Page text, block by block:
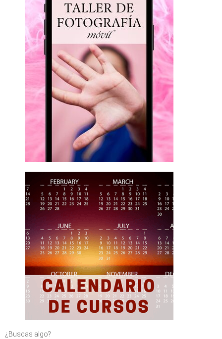
¿Buscas algo?